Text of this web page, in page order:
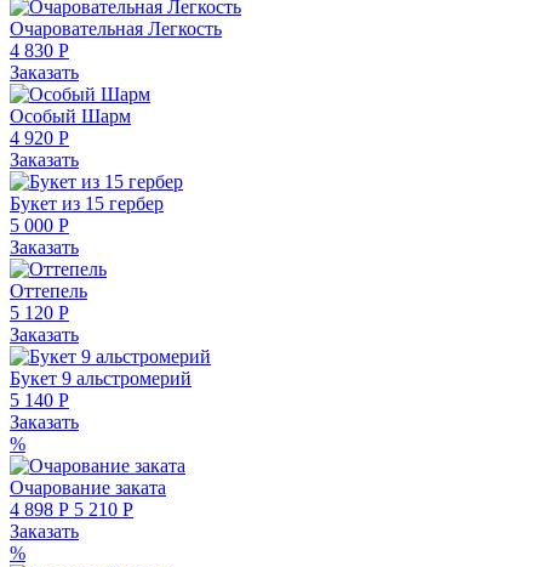
Очаровательная Легкость
4 830 Р
Заказать
Особый Шарм
4 920 Р
Заказать
Букет из 15 гербер
5 000 Р
Заказать
Оттепель
5 120 Р
Заказать
Букет 9 альстромерий
5 140 Р
Заказать
%
Очарование заката
4 898 Р 5 210 Р
Заказать
%